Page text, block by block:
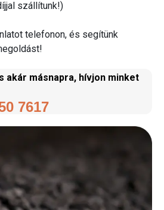
szállítunk!)
telefonon, és segítünk
akár másnapra, hívjon minket
7617